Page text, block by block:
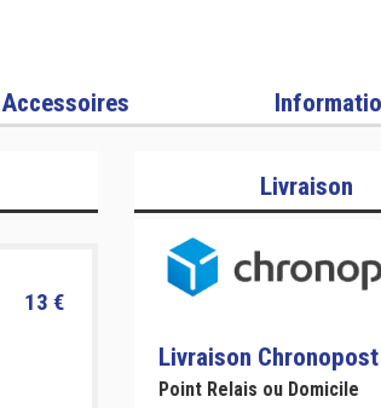
Accessoires
13 €
Livraison
Livraison Chronopost
Point Relais ou Domicile